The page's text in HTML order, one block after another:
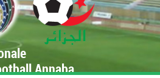
Annaba